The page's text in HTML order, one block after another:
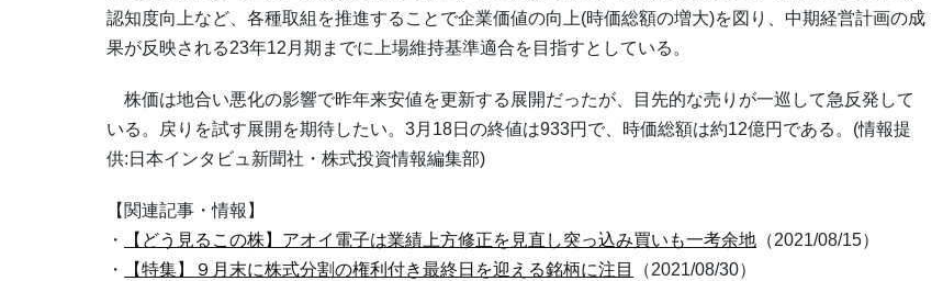
認知度向上など、各種取組を推進することで企業価値の向上(時価総額の増大)を図り、中期経営計画の成
果が反映される23年12月期までに上場維持基準適合を目指すとしている。
株価は地合い悪化の影響で昨年来安値を更新する展開だったが、目先的な売りが一巡して急反発して
いる。戻りを試す展開を期待したい。3月18日の終値は933円で、時価総額は約12億円である。(情報提
供:日本インタビュ新聞社・株式投資情報編集部)
【関連記事・情報】
・
【どう見るこの株】アオイ電子は業績上方修正を見直し突っ込み買いも一考余地 （2021/08/15）
・
【特集】９月末に株式分割の権利付き最終日を迎える銘柄に注目
（2021/08/30）